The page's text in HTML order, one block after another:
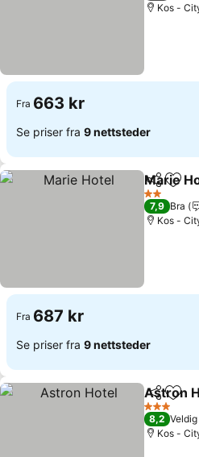
Kos -
Fra 663 kr
Se priser fra 9 nettsteder
Del
Marie
2 Stjerner
7,9 Bra
Kos -
Fra 687 kr
Se priser fra 9 nettsteder
Del
Astron
3 Stjerner
8,2 Veldig
Kos -